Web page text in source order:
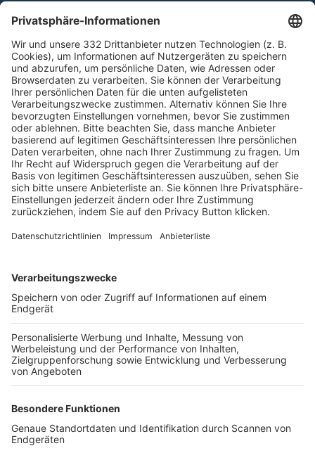
Kontakt
HÄUFIG BESUCHTE SEITEN
Pässe und Vereinswechsel
Trainerausbildung
Schulungsangebot Vereinsmitarbeiter
BFV-Geschäftsstellen
Trainerbörse
Login SpielPlus
FOLGE DEM BFV
TOP-VEREINE
TOP-PARTNER